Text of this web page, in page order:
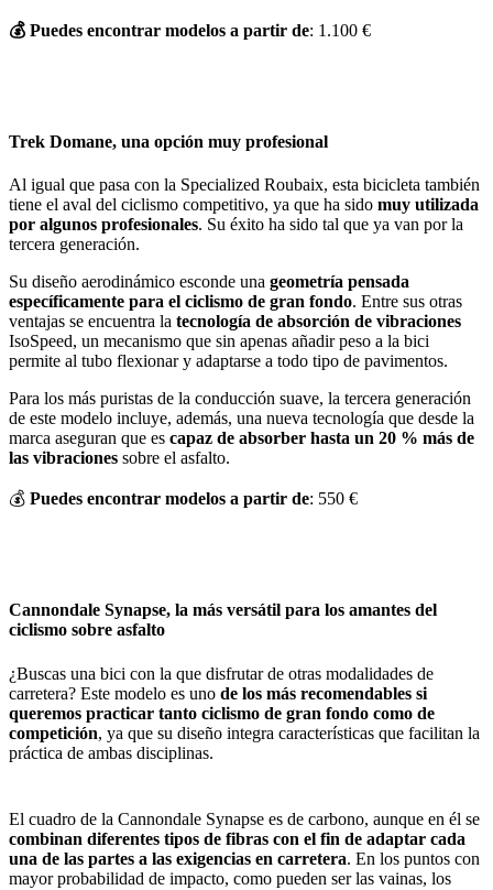
💰 Puedes encontrar modelos a partir de: 1.100 €
Trek Domane, una opción muy profesional
Al igual que pasa con la Specialized Roubaix, esta bicicleta también
tiene el aval del ciclismo competitivo, ya que ha sido muy utilizada
por algunos profesionales. Su éxito ha sido tal que ya van por la
tercera generación.
Su diseño aerodinámico esconde una geometría pensada
específicamente para el ciclismo de gran fondo. Entre sus otras
ventajas se encuentra la tecnología de absorción de vibraciones
IsoSpeed, un mecanismo que sin apenas añadir peso a la bici
permite al tubo flexionar y adaptarse a todo tipo de pavimentos.
Para los más puristas de la conducción suave, la tercera generación
de este modelo incluye, además, una nueva tecnología que desde la
marca aseguran que es capaz de absorber hasta un 20 % más de
las vibraciones sobre el asfalto.
💰 Puedes encontrar modelos a partir de: 550 €
Cannondale Synapse, la más versátil para los amantes del
ciclismo sobre asfalto
¿Buscas una bici con la que disfrutar de otras modalidades de
carretera? Este modelo es uno de los más recomendables si
queremos practicar tanto ciclismo de gran fondo como de
competición, ya que su diseño integra características que facilitan la
práctica de ambas disciplinas.
El cuadro de la Cannondale Synapse es de carbono, aunque en él se
combinan diferentes tipos de fibras con el fin de adaptar cada
una de las partes a las exigencias en carretera. En los puntos con
mayor probabilidad de impacto, como pueden ser las vainas, los